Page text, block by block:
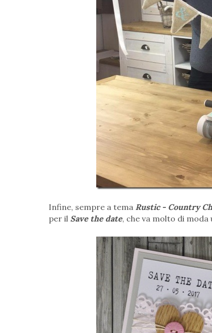
Infine, sempre a tema Rustic - Country
per il Save the date, che va molto di